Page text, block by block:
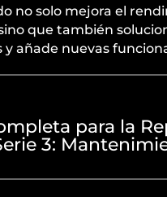
no solo mejora el
que también
y añade nuevas
para la
3: